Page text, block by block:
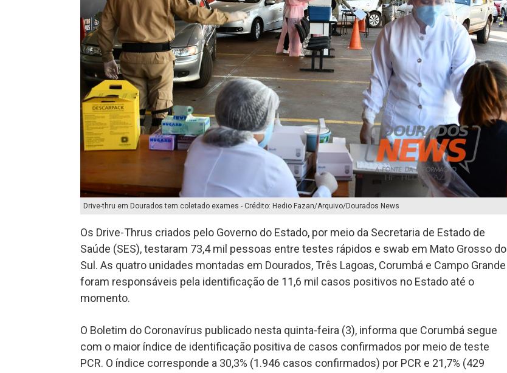
Drive-thru em Dourados tem coletado exames - Crédito: Hedio Fazan/Arquivo/Dourados News
Os Drive-Thrus criados pelo Governo do Estado, por meio da Secretaria de Estado de
Saúde (SES), testaram 73,4 mil pessoas entre testes rápidos e swab em Mato Grosso do
Sul. As quatro unidades montadas em Dourados, Três Lagoas, Corumbá e Campo Grande
foram responsáveis pela identificação de 11,6 mil casos positivos no Estado até o
momento.
O Boletim do Coronavírus publicado nesta quinta-feira (3), informa que Corumbá segue
com o maior índice de identificação positiva de casos confirmados por meio de teste
PCR. O índice corresponde a 30,3% (1.946 casos confirmados) por PCR e 21,7% (429